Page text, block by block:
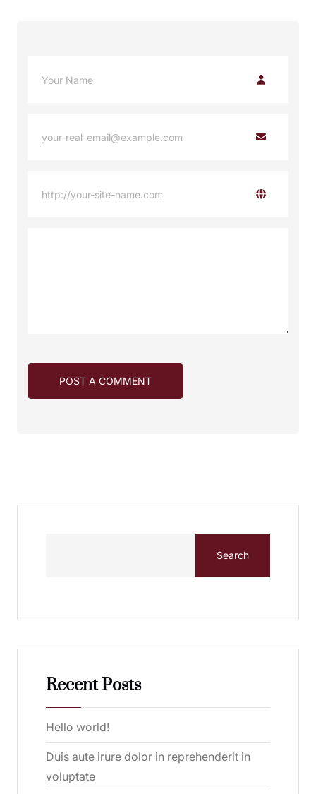
Search
Recent Posts
Hello world!
Duis aute irure dolor in reprehenderit in
voluptate